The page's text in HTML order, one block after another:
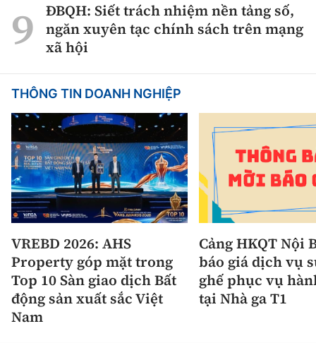
ĐBQH: Siết trách nhiệm nền tảng số,
ngăn xuyên tạc chính sách trên mạng
xã hội
THÔNG TIN DOANH NGHIỆP
VREBD 2026: AHS
Property góp mặt trong
Top 10 Sàn giao dịch Bất
động sản xuất sắc Việt
Nam
Cảng HKQT Nội
báo giá dịch vụ
ghế phục vụ
tại Nhà ga T1